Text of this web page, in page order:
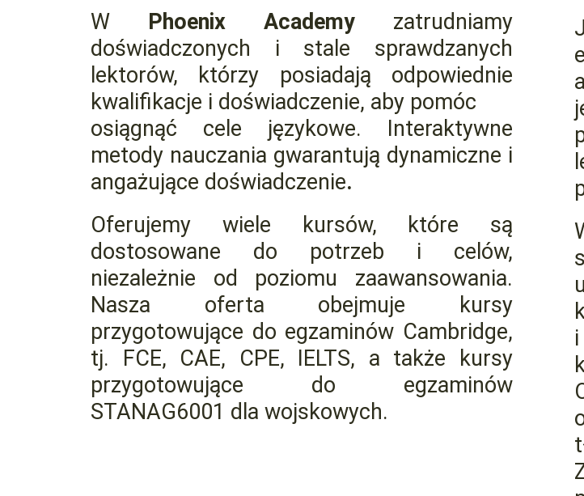
W Phoenix Academy zatrudniamy
doświadczonych i stale sprawdzanych
lektorów, którzy posiadają odpowiednie
kwalifikacje i doświadczenie, aby pomóc
osiągnąć cele językowe. Interaktywne
metody nauczania gwarantują dynamiczne i
angażujące doświadczenie.
Oferujemy wiele kursów, które są
dostosowane do potrzeb i celów,
niezależnie od poziomu zaawansowania.
Nasza oferta obejmuje kursy
przygotowujące do egzaminów Cambridge,
tj. FCE, CAE, CPE, IELTS, a także kursy
przygotowujące do egzaminów
STANAG6001 dla wojskowych.